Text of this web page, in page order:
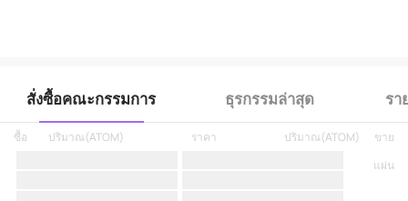
สั่งซื้อคณะกรรมการ ธุรกรรมล่าสุด รา
ซื้อ ปริมาณ(ATOM) ราคา
ขาย
แผ่น
ปริมาณ(ATOM)